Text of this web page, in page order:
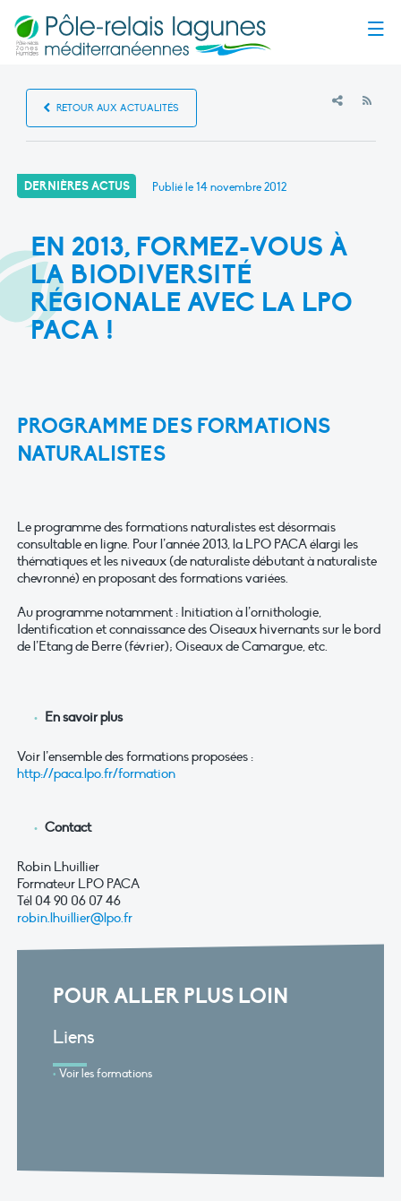
RETOUR AUX ACTUALITÉS
DERNIÈRES ACTUS Publié le14 novembre 2012
EN 2013, FORMEZ-VOUS À
LA BIODIVERSITÉ
RÉGIONALE AVEC LA LPO
PACA !
PROGRAMME DES FORMATIONS
NATURALISTES
Le programme des formations naturalistes est désormais
consultable en ligne. Pour l’année 2013, la LPO PACA élargi les
thématiques et les niveaux (de naturaliste débutant à naturaliste
chevronné) en proposant des formations variées.
Au programme notamment : Initiation à l’ornithologie,
Identification et connaissance des Oiseaux hivernants sur le bord
de l’Etang de Berre (février); Oiseaux de Camargue, etc.
En savoir plus
Voir l’ensemble des formations proposées :
http://paca.lpo.fr/formation
Contact
Robin Lhuillier
Formateur LPO PACA
Tél 04 90 06 07 46
robin.lhuillier@lpo.fr
POUR ALLER PLUS LOIN
Liens
Voir les formations